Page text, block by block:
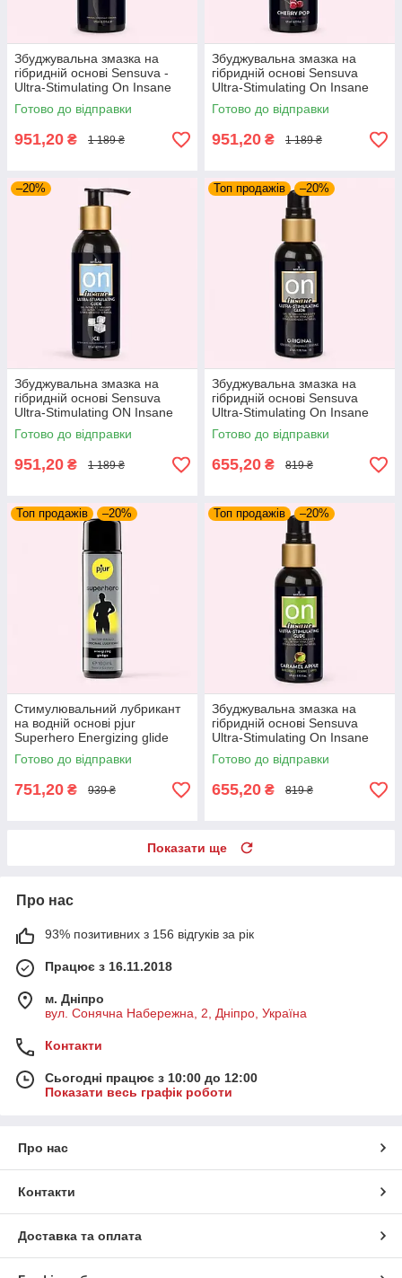
Збуджувальна змазка на
гібридній основі Sensuva -
Ultra-Stimulating On Insane
(125 мл)
Готово до відправки
951,20 ₴ 1 189 ₴
Збуджувальна змазка на
гібридній основі Sensuva
Ultra-Stimulating On Insane
Cherry Pop (125 мл)
Готово до відправки
951,20 ₴ 1 189 ₴
–20%
Збуджувальна змазка на
гібридній основі Sensuva
Ultra-Stimulating ON Insane
Ice (125 мл)
Готово до відправки
951,20 ₴ 1 189 ₴
Топ продажів –20%
Збуджувальна змазка на
гібридній основі Sensuva
Ultra-Stimulating On Insane
(57 мл)
Готово до відправки
655,20 ₴ 819 ₴
Топ продажів –20%
Стимулювальний лубрикант
на водній основі pjur
Superhero Energizing glide
100 мл, з екстрактом гінкго
білоба
Готово до відправки
751,20 ₴ 939 ₴
Топ продажів –20%
Збуджувальна змазка на
гібридній основі Sensuva
Ultra-Stimulating On Insane
Caramel Apple (57 мл)
Готово до відправки
655,20 ₴ 819 ₴
Показати ще
Про нас
93% позитивних з 156 відгуків за рік
Працює з 16.11.2018
м. Дніпро
вул. Сонячна Набережна, 2, Дніпро, Україна
Контакти
Сьогодні працює з 10:00 до 12:00
Показати весь графік роботи
Про нас
Контакти
Доставка та оплата